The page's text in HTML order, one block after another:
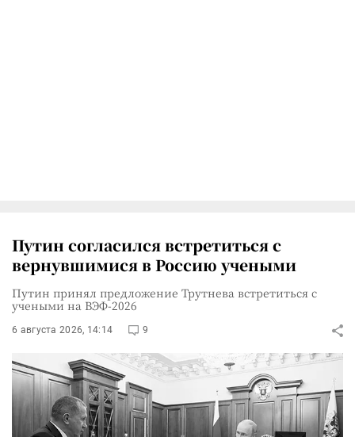
Путин согласился встретиться с
вернувшимися в Россию учеными
Путин принял предложение Трутнева встретиться с
учеными на ВЭФ-2026
6 августа 2026, 14:14 9